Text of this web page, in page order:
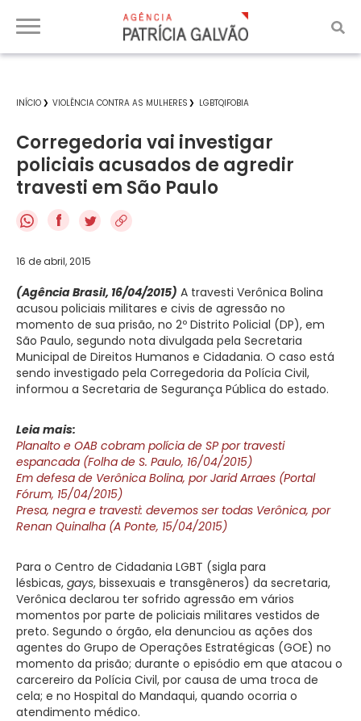
INÍCIO VIOLÊNCIA CONTRA AS MULHERES LGBTQIFOBIA
Corregedoria vai investigar
policiais acusados de agredir
travesti em São Paulo
f
16 de abril, 2015
(Agência Brasil, 16/04/2015) A travesti Verônica Bolina
acusou policiais militares e civis de agressão no
momento de sua prisão, no 2º Distrito Policial (DP), em
São Paulo, segundo nota divulgada pela Secretaria
Municipal de Direitos Humanos e Cidadania. O caso está
sendo investigado pela Corregedoria da Polícia Civil,
informou a Secretaria de Segurança Pública do estado.
Leia mais:
Planalto e OAB cobram polícia de SP por travesti
espancada (Folha de S. Paulo, 16/04/2015)
Em defesa de Verônica Bolina, por Jarid Arraes (Portal
Fórum, 15/04/2015)
Presa, negra e travesti: devemos ser todas Verônica, por
Renan Quinalha (A Ponte, 15/04/2015)
Para o Centro de Cidadania LGBT (sigla para
lésbicas, gays, bissexuais e transgêneros) da secretaria,
Verônica declarou ter sofrido agressão em vários
momentos por parte de policiais militares vestidos de
preto. Segundo o órgão, ela denunciou as ações dos
agentes do Grupo de Operações Estratégicas (GOE) no
momento da prisão; durante o episódio em que atacou o
carcereiro da Polícia Civil, por causa de uma troca de
cela; e no Hospital do Mandaqui, quando ocorria o
atendimento médico.